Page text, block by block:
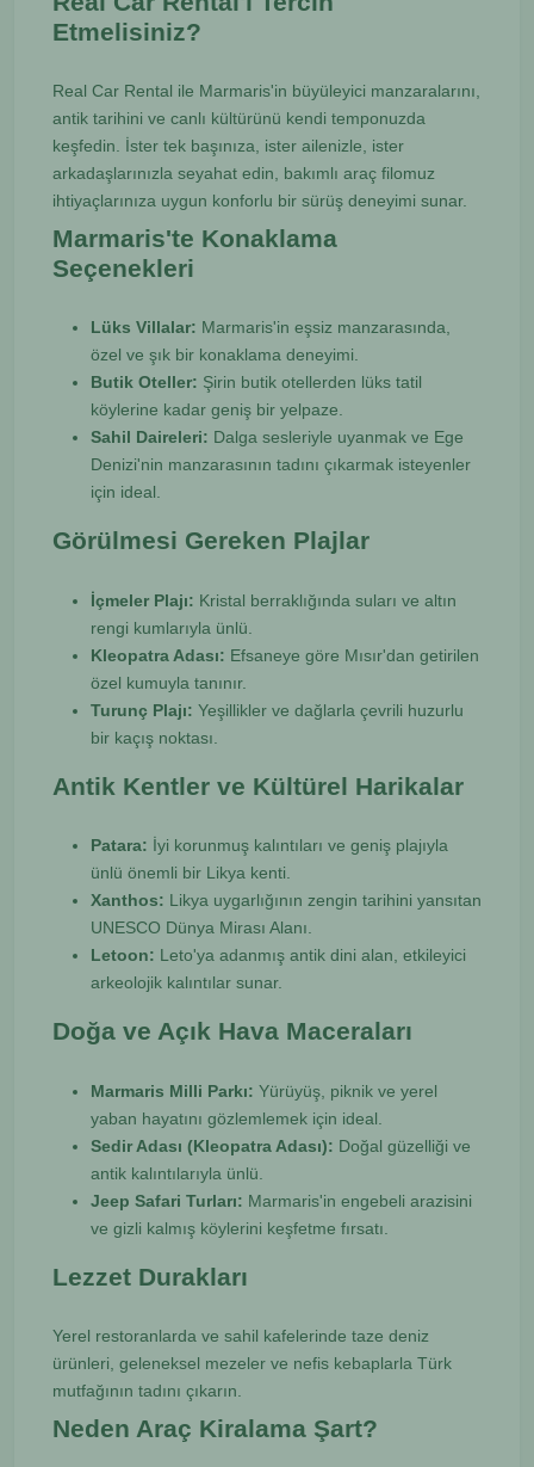
Etmelisiniz?
Real Car Rental ile Marmaris'in büyüleyici manzaralarını,
antik tarihini ve canlı kültürünü kendi temponuzda
keşfedin. İster tek başınıza, ister ailenizle, ister
arkadaşlarınızla seyahat edin, bakımlı araç filomuz
ihtiyaçlarınıza uygun konforlu bir sürüş deneyimi sunar.
Marmaris'te Konaklama
Seçenekleri
Lüks Villalar: Marmaris'in eşsiz manzarasında,
özel ve şık bir konaklama deneyimi.
Butik Oteller: Şirin butik otellerden lüks tatil
köylerine kadar geniş bir yelpaze.
Sahil Daireleri: Dalga sesleriyle uyanmak ve Ege
Denizi'nin manzarasının tadını çıkarmak isteyenler
için ideal.
Görülmesi Gereken Plajlar
İçmeler Plajı: Kristal berraklığında suları ve altın
rengi kumlarıyla ünlü.
Kleopatra Adası: Efsaneye göre Mısır'dan getirilen
özel kumuyla tanınır.
Turunç Plajı: Yeşillikler ve dağlarla çevrili huzurlu
bir kaçış noktası.
Antik Kentler ve Kültürel Harikalar
Patara: İyi korunmuş kalıntıları ve geniş plajıyla
ünlü önemli bir Likya kenti.
Xanthos: Likya uygarlığının zengin tarihini yansıtan
UNESCO Dünya Mirası Alanı.
Letoon: Leto'ya adanmış antik dini alan, etkileyici
arkeolojik kalıntılar sunar.
Doğa ve Açık Hava Maceraları
Marmaris Milli Parkı: Yürüyüş, piknik ve yerel
yaban hayatını gözlemlemek için ideal.
Sedir Adası (Kleopatra Adası): Doğal güzelliği ve
antik kalıntılarıyla ünlü.
Jeep Safari Turları: Marmaris'in engebeli arazisini
ve gizli kalmış köylerini keşfetme fırsatı.
Lezzet Durakları
Yerel restoranlarda ve sahil kafelerinde taze deniz
ürünleri, geleneksel mezeler ve nefis kebaplarla Türk
mutfağının tadını çıkarın.
Neden Araç Kiralama Şart?